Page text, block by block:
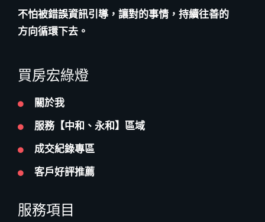
不怕被錯誤資訊引導，讓對的事情，持續往善的
方向循環下去。
買房宏綠燈
關於我
服務【中和、永和】區域
成交紀錄專區
客戶好評推薦
服務項目